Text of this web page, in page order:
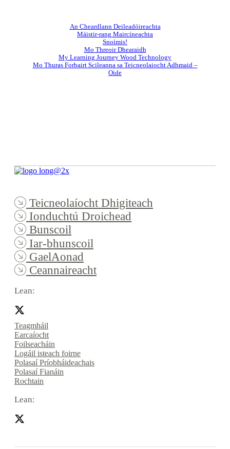
An Cheardlann Deileadóireachta
Máistir-rang Maircíneachta
Snoímis!
Mo Threoir Dhearaidh
My Learning Journey Wood Technology
Mo Thuras Forbairt Scileanna sa Teicneolaiocht Adhmaid –
Oide
Teicneolaíocht Dhigiteach
Ionduchtú Droichead
Bunscoil
Iar-bhunscoil
GaelAonad
Ceannaireacht
Lean:
Teagmháil
Earcaíocht
Foilseacháin
Logáil isteach foirne
Polasaí Príobháideachais
Polasaí Fianáin
Rochtain
Lean: